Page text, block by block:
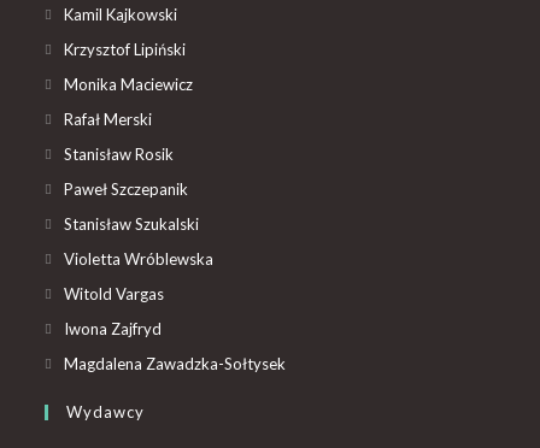
Kamil Kajkowski
Krzysztof Lipiński
Monika Maciewicz
Rafał Merski
Stanisław Rosik
Paweł Szczepanik
Stanisław Szukalski
Violetta Wróblewska
Witold Vargas
Iwona Zajfryd
Magdalena Zawadzka-Sołtysek
Wydawcy